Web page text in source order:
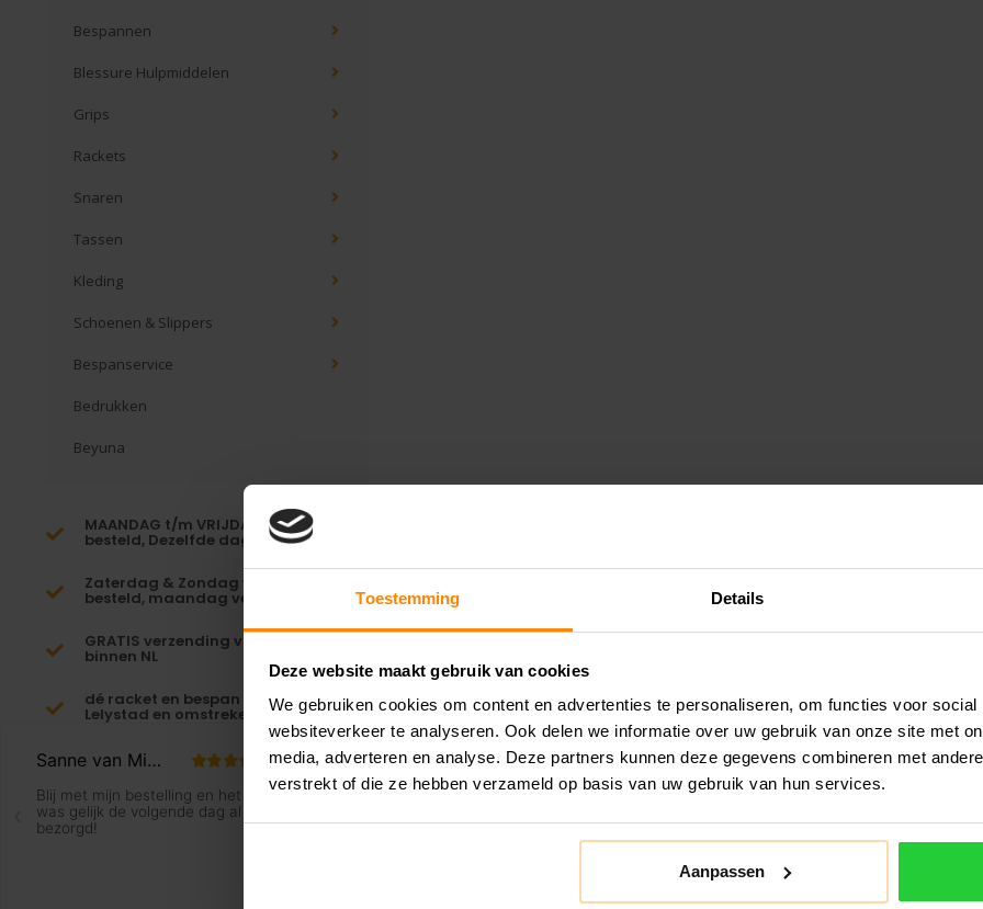
Toestemming Details
Deze website maakt gebruik van cookies
We gebruiken cookies om content en advertenties te personaliseren, om functies voor
websiteverkeer te analyseren. Ook delen we informatie over uw gebruik van onze site met
media, adverteren en analyse. Deze partners kunnen deze gegevens combineren met
verstrekt of die ze hebben verzameld op basis van uw gebruik van hun services.
Aanpassen
Bespannen
Blessure Hulpmiddelen
Grips
Rackets
Snaren
Tassen
Kleding
Schoenen & Slippers
Bespanservice
Bedrukken
Beyuna
MAANDAG t/m VRIJDAG voor 16:00
besteld, Dezelfde dag verzonden!*
Zaterdag & Zondag voor 23:59
besteld, maandag verzonden!
GRATIS verzending vanaf €65,-
binnen NL
dé racket en bespan specialist van
Lelystad en omstreken